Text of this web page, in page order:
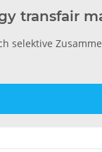
transfair
selektive